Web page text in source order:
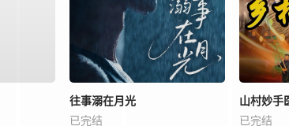
往事溺在月光
已完结
山村妙手
已完结